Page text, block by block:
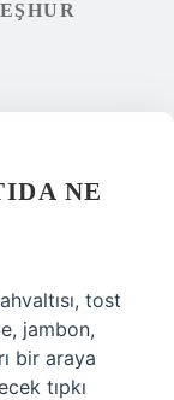
NE
tost
jambon,
bir araya
tıpkı